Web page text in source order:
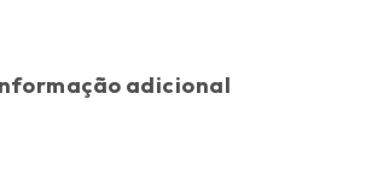
adicional